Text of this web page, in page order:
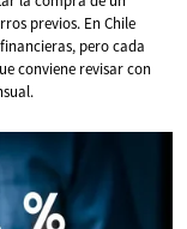
previos. En Chile
pero cada
conviene revisar con